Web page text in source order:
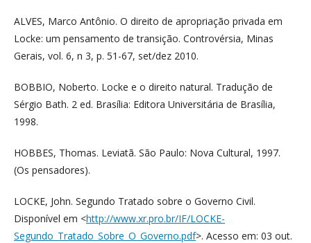
ALVES, Marco Antônio. O direito de apropriação privada em
Locke: um pensamento de transição. Controvérsia, Minas
Gerais, vol. 6, n 3, p. 51-67, set/dez 2010.
BOBBIO, Noberto. Locke e o direito natural. Tradução de
Sérgio Bath. 2 ed. Brasília: Editora Universitária de Brasília,
1998.
HOBBES, Thomas. Leviatã. São Paulo: Nova Cultural, 1997.
(Os pensadores).
LOCKE, John. Segundo Tratado sobre o Governo Civil.
Disponível em <http://www.xr.pro.br/IF/LOCKE-
Segundo_Tratado_Sobre_O_Governo.pdf>. Acesso em: 03 out.